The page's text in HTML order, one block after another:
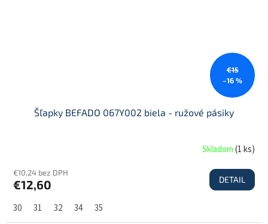
€15
–16 %
Šľapky BEFADO 067Y002 biela - ružové pásiky
Skladom(1 ks)
€10,24 bez DPH
€12,60 DETAIL
30 31 32 34 35